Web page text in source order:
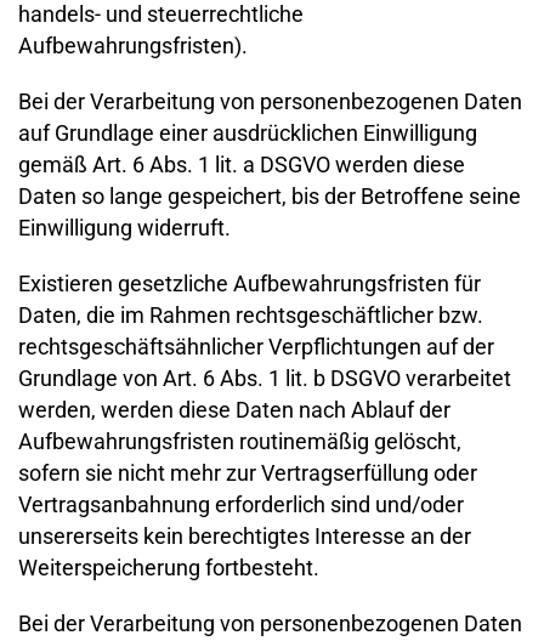
handels- und steuerrechtliche
Aufbewahrungsfristen).
Bei der Verarbeitung von personenbezogenen Daten
auf Grundlage einer ausdrücklichen Einwilligung
gemäß Art. 6 Abs. 1 lit. a DSGVO werden diese
Daten so lange gespeichert, bis der Betroffene seine
Einwilligung widerruft.
Existieren gesetzliche Aufbewahrungsfristen für
Daten, die im Rahmen rechtsgeschäftlicher bzw.
rechtsgeschäftsähnlicher Verpflichtungen auf der
Grundlage von Art. 6 Abs. 1 lit. b DSGVO verarbeitet
werden, werden diese Daten nach Ablauf der
Aufbewahrungsfristen routinemäßig gelöscht,
sofern sie nicht mehr zur Vertragserfüllung oder
Vertragsanbahnung erforderlich sind und/oder
unsererseits kein berechtigtes Interesse an der
Weiterspeicherung fortbesteht.
Bei der Verarbeitung von personenbezogenen Daten